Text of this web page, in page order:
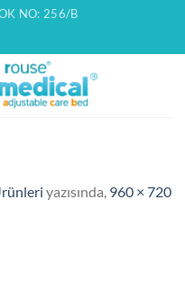
NO: 256/B
yazısında, 960 × 720